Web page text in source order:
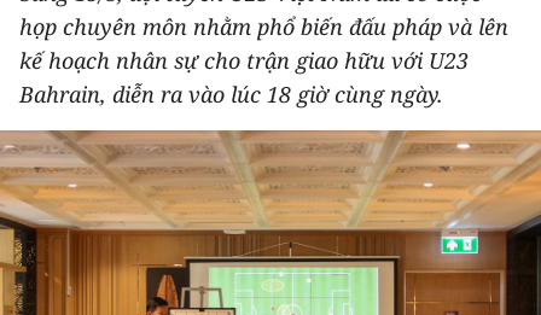
PHÁP LUẬT
THẾ GIỚI
THỂ THAO
GIÁO DỤC
họp chuyên môn nhằm phổ biến đấu pháp và lên
kế hoạch nhân sự cho trận giao hữu với U23
Bahrain, diễn ra vào lúc 18 giờ cùng ngày.